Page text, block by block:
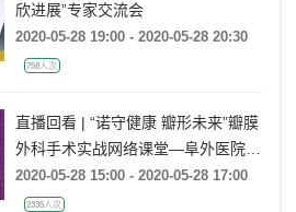
欣进展”专家交流会
2020-05-28 19:00 - 2020-05-28 20:30
758人次
直播回看 | “诺守健康 瓣形未来”瓣膜
外科手术实战网络课堂—阜外医院瓣
膜修复实战研修班
2020-05-28 15:00 - 2020-05-28 17:00
2335人次